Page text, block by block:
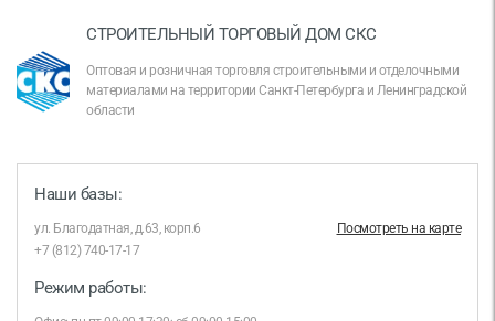
СТРОИТЕЛЬНЫЙ ТОРГОВЫЙ ДОМ СКС
Оптовая и розничная торговля строительными и отделочными
материалами на территории Санкт-Петербурга и Ленинградской
области
Наши базы:
ул. Благодатная, д.63, корп.6
Посмотреть на карте
+7 (812) 740-17-17
Режим работы: